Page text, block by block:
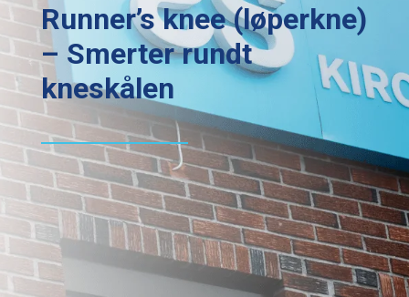
Runner’s knee (løperkne)
– Smerter rundt
kneskålen